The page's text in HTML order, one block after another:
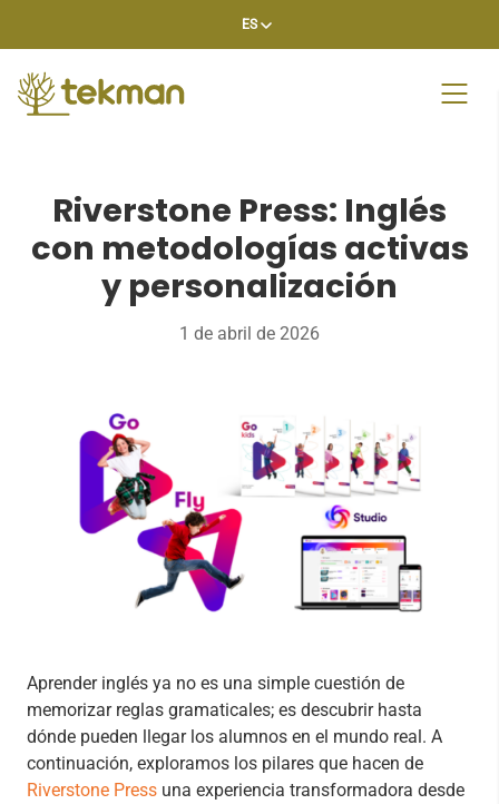
ES
Riverstone Press: Inglés
con metodologías activas
y personalización
1 de abril de 2026
Aprender inglés ya no es una simple cuestión de
memorizar reglas gramaticales; es descubrir hasta
dónde pueden llegar los alumnos en el mundo real. A
continuación, exploramos los pilares que hacen de
Riverstone Press una experiencia transformadora desde